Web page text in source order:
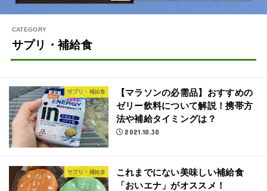
サプリ・補給食
サプリ・補給食
【マラソンの必需品】おすすめの
ゼリー飲料について解説！携帯方
法や補給タイミングは？
2021.10.30
サプリ・補給食
これまでにない美味しい補給食
「おいエナ」がオススメ！